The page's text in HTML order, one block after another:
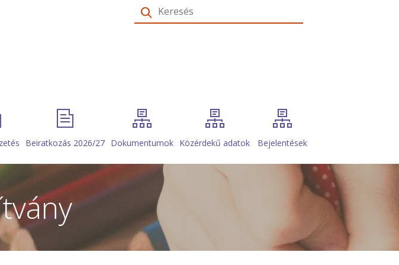
Keresés
Beiratkozás 2026/27 Dokumentumok Közérdekű adatok Bejelentések